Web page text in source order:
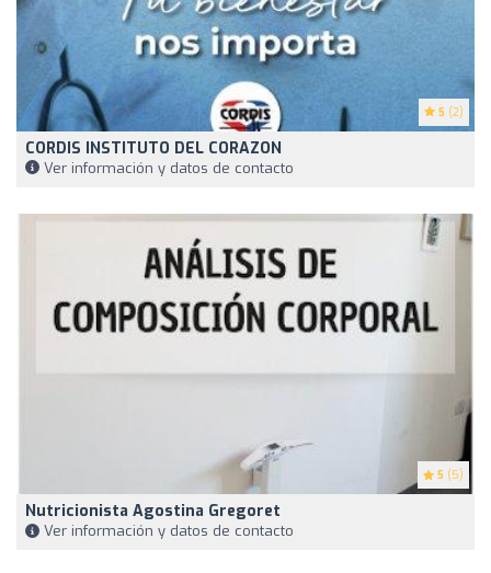
5 (2)
CORDIS INSTITUTO DEL CORAZON
Ver información y datos de contacto
5 (5)
Nutricionista Agostina Gregoret
Ver información y datos de contacto